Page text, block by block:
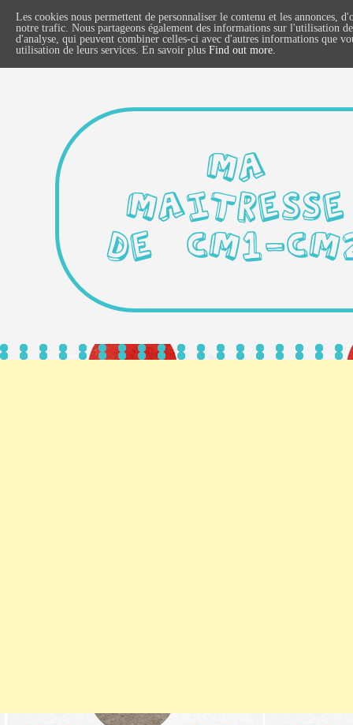
MA
MAITRESSE
DE CM1-
Les cookies nous permettent de personnaliser le contenu et les annonces,
notre trafic. Nous partageons également des informations sur l'utilisation
d'analyse, qui peuvent combiner celles-ci avec d'autres informations que
utilisation de leurs services. En savoir plus Find out more.